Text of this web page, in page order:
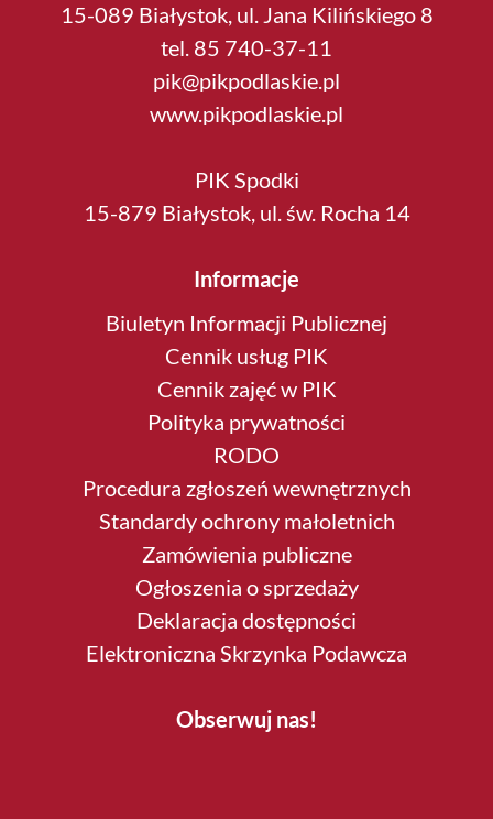
15-089 Białystok, ul. Jana Kilińskiego 8
tel. 85 740-37-11
pik@pikpodlaskie.pl
www.pikpodlaskie.pl
PIK Spodki
15-879 Białystok, ul. św. Rocha 14
Informacje
Biuletyn Informacji Publicznej
Cennik usług PIK
Cennik zajęć w PIK
Polityka prywatności
RODO
Procedura zgłoszeń wewnętrznych
Standardy ochrony małoletnich
Zamówienia publiczne
Ogłoszenia o sprzedaży
Deklaracja dostępności
Elektroniczna Skrzynka Podawcza
Obserwuj nas!